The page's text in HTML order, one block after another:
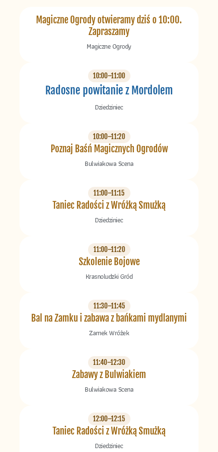
Magiczne Ogrody otwieramy dziś o 10:00.
Zapraszamy
Magiczne Ogrody
10:00–11:00
Radosne powitanie z Mordolem
Dziedziniec
10:00–11:20
Poznaj Baśń Magicznych Ogrodów
Bulwiakowa Scena
11:00–11:15
Taniec Radości z Wróżką Smużką
Dziedziniec
11:00–11:20
Szkolenie Bojowe
Krasnoludzki Gród
11:30–11:45
Bal na Zamku i zabawa z bańkami mydlanymi
Zamek Wróżek
11:40–12:30
Zabawy z Bulwiakiem
Bulwiakowa Scena
12:00–12:15
Taniec Radości z Wróżką Smużką
Dziedziniec